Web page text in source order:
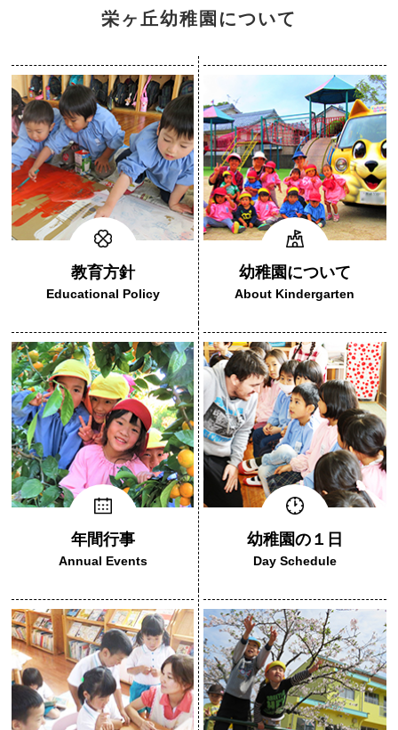
栄ヶ丘幼稚園について
教育方針
Educational Policy
幼稚園について
About Kindergarten
年間行事
Annual Events
幼稚園の１日
Day Schedule